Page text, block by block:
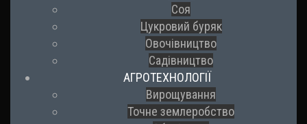
Соя
Цукровий буряк
Овочівництво
Садівництво
АГРОТЕХНОЛОГІЇ
Вирощування
Точне землеробство